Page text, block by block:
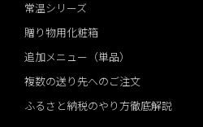
常温シリーズ
贈り物用化粧箱
追加メニュー（単品）
複数の送り先へのご注文
ふるさと納税のやり方徹底解説